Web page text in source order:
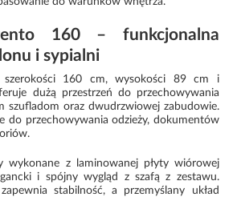
160 – funkcjonalna
i sypialni
szerokości 160 cm, wysokości 89 cm i
dużą przestrzeń do przechowywania
szufladom oraz dwudrzwiowej zabudowie.
do przechowywania odzieży, dokumentów
wykonane z laminowanej płyty wiórowej
i spójny wygląd z szafą z zestawu.
stabilność, a przemyślany układ